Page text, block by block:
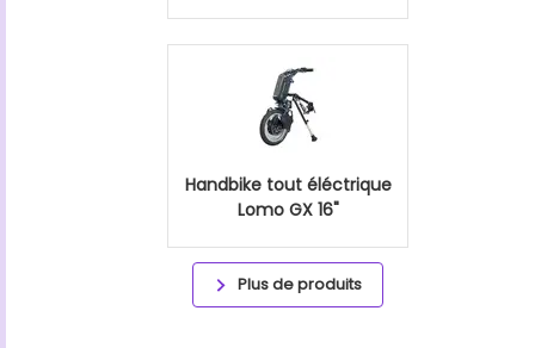
Handbike tout éléctrique
Lomo GX 16"
Plus de produits